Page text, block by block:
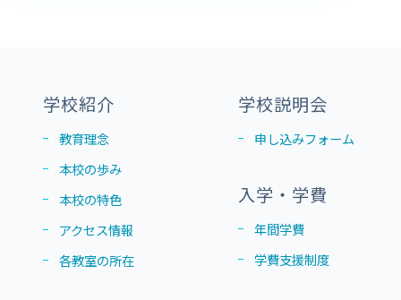
学校紹介
教育理念
本校の歩み
本校の特色
アクセス情報
各教室の所在
学校説明会
申し込みフォーム
入学・学費
年間学費
学費支援制度